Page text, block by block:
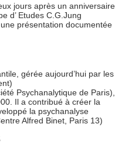
jours après un anniversaire
d’ Etudes C.G.Jung
présentation documentée
gérée aujourd’hui par les
Psychanalytique de Paris),
Il a contribué à créer la
la psychanalyse
Alfred Binet, Paris 13)